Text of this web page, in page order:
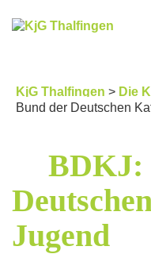
Katholische junge
KjG Thalfingen > Die
Bund der Deutschen
BDKJ:
Jugend